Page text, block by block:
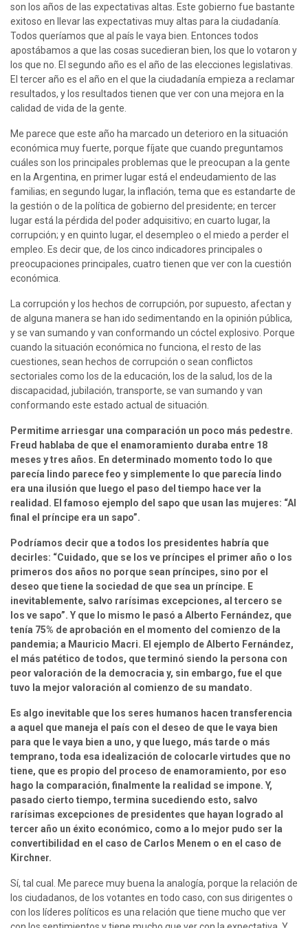
son los años de las expectativas altas. Este gobierno fue bastante
exitoso en llevar las expectativas muy altas para la ciudadanía.
Todos queríamos que al país le vaya bien. Entonces todos
apostábamos a que las cosas sucedieran bien, los que lo votaron y
los que no. El segundo año es el año de las elecciones legislativas.
El tercer año es el año en el que la ciudadanía empieza a reclamar
resultados, y los resultados tienen que ver con una mejora en la
calidad de vida de la gente.
Me parece que este año ha marcado un deterioro en la situación
económica muy fuerte, porque fíjate que cuando preguntamos
cuáles son los principales problemas que le preocupan a la gente
en la Argentina, en primer lugar está el endeudamiento de las
familias; en segundo lugar, la inflación, tema que es estandarte de
la gestión o de la política de gobierno del presidente; en tercer
lugar está la pérdida del poder adquisitivo; en cuarto lugar, la
corrupción; y en quinto lugar, el desempleo o el miedo a perder el
empleo. Es decir que, de los cinco indicadores principales o
preocupaciones principales, cuatro tienen que ver con la cuestión
económica.
La corrupción y los hechos de corrupción, por supuesto, afectan y
de alguna manera se han ido sedimentando en la opinión pública,
y se van sumando y van conformando un cóctel explosivo. Porque
cuando la situación económica no funciona, el resto de las
cuestiones, sean hechos de corrupción o sean conflictos
sectoriales como los de la educación, los de la salud, los de la
discapacidad, jubilación, transporte, se van sumando y van
conformando este estado actual de situación.
Permitime arriesgar una comparación un poco más pedestre.
Freud hablaba de que el enamoramiento duraba entre 18
meses y tres años. En determinado momento todo lo que
parecía lindo parece feo y simplemente lo que parecía lindo
era una ilusión que luego el paso del tiempo hace ver la
realidad. El famoso ejemplo del sapo que usan las mujeres: “Al
final el príncipe era un sapo”.
Podríamos decir que a todos los presidentes habría que
decirles: “Cuidado, que se los ve príncipes el primer año o los
primeros dos años no porque sean príncipes, sino por el
deseo que tiene la sociedad de que sea un príncipe. E
inevitablemente, salvo rarísimas excepciones, al tercero se
los ve sapo”. Y que lo mismo le pasó a Alberto Fernández, que
tenía 75% de aprobación en el momento del comienzo de la
pandemia; a Mauricio Macri. El ejemplo de Alberto Fernández,
el más patético de todos, que terminó siendo la persona con
peor valoración de la democracia y, sin embargo, fue el que
tuvo la mejor valoración al comienzo de su mandato.
Es algo inevitable que los seres humanos hacen transferencia
a aquel que maneja el país con el deseo de que le vaya bien
para que le vaya bien a uno, y que luego, más tarde o más
temprano, toda esa idealización de colocarle virtudes que no
tiene, que es propio del proceso de enamoramiento, por eso
hago la comparación, finalmente la realidad se impone. Y,
pasado cierto tiempo, termina sucediendo esto, salvo
rarísimas excepciones de presidentes que hayan logrado al
tercer año un éxito económico, como a lo mejor pudo ser la
convertibilidad en el caso de Carlos Menem o en el caso de
Kirchner.
Sí, tal cual. Me parece muy buena la analogía, porque la relación de
los ciudadanos, de los votantes en todo caso, con sus dirigentes o
con los líderes políticos es una relación que tiene mucho que ver